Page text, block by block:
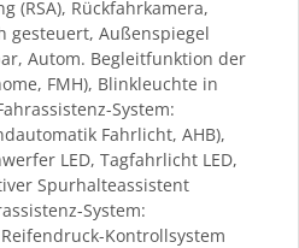
(RSA), Rückfahrkamera,
gesteuert, Außenspiegel
Autom. Begleitfunktion der
FMH), Blinkleuchte in
System:
Fahrlicht, AHB),
LED, Tagfahrlicht LED,
Spurhalteassistent
System:
Kontrollsystem